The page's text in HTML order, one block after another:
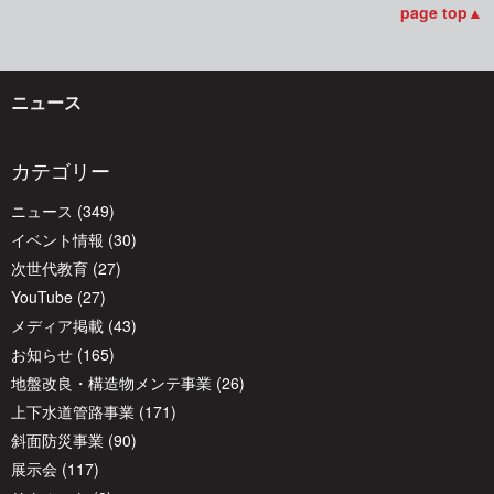
ゲ
ー
シ
ョ
ン
page top▲
ニュース
カテゴリー
ニュース (349)
イベント情報 (30)
次世代教育 (27)
YouTube (27)
メディア掲載 (43)
お知らせ (165)
地盤改良・構造物メンテ事業 (26)
上下水道管路事業 (171)
斜面防災事業 (90)
展示会 (117)